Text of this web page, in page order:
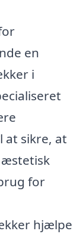
en
i
at sikre, at
for
hjælpe